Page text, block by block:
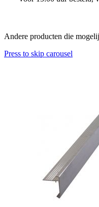
Andere producten die
Press to skip carousel